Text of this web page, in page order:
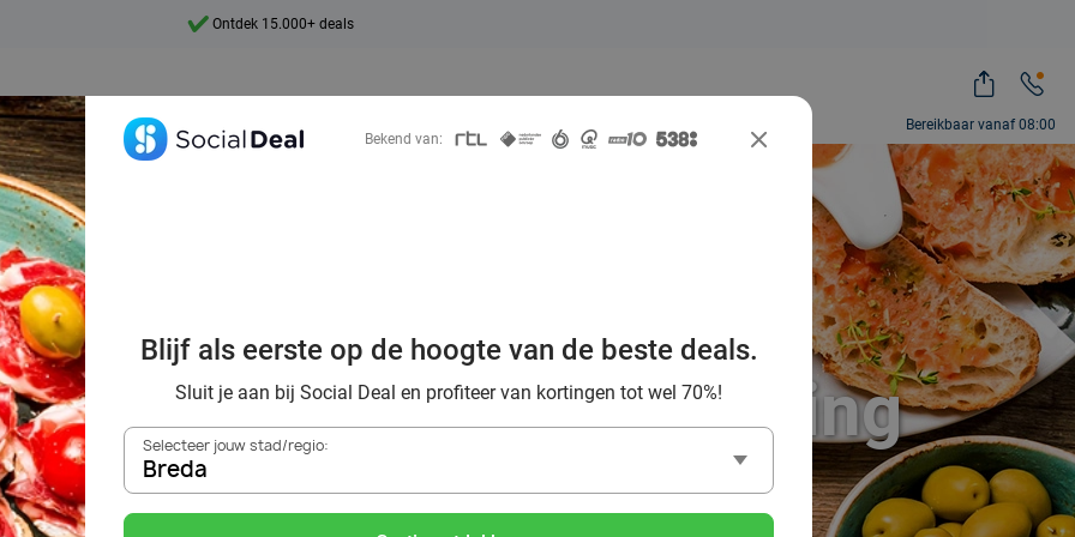
Bereikbaar vanaf 08:00
Ontdek 15.000+ deals
voordelig de beste
in Breda en omgeving
Bekend van:
Blijf als eerste op de hoogte van de beste deals.
Sluit je aan bij Social Deal en profiteer van kortingen tot wel 70%!
Selecteer jouw stad/regio:
Breda